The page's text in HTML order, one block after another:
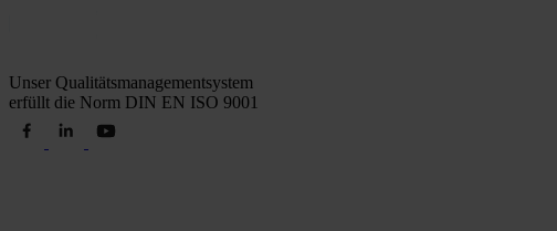
Unser Qualitätsmanagementsystem
erfüllt die Norm DIN EN ISO 9001